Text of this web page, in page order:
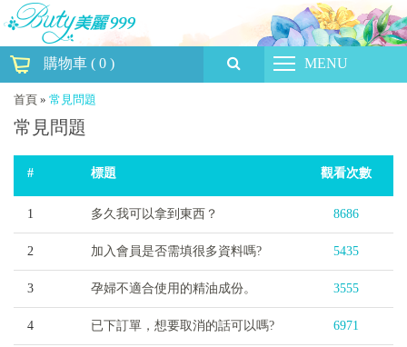
購物車 ( 0 ) MENU
首頁 » 常見問題
常見問題
# 標題 觀看次數
1 多久我可以拿到東西？ 8686
2 加入會員是否需填很多資料嗎? 5435
3 孕婦不適合使用的精油成份。 3555
4 已下訂單，想要取消的話可以嗎? 6971